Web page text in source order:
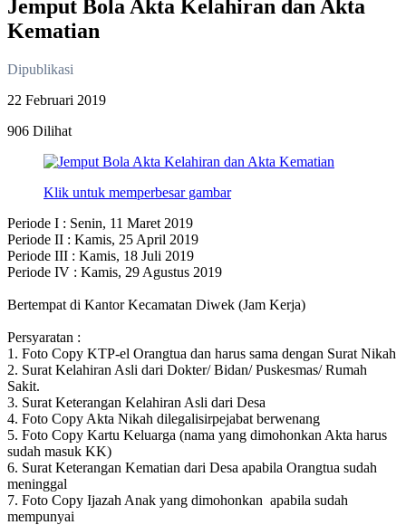
Jemput Bola Akta Kelahiran dan Akta
Kematian
Dipublikasi
22 Februari 2019
906 Dilihat
Klik untuk memperbesar gambar
Periode I : Senin, 11 Maret 2019
Periode II : Kamis, 25 April 2019
Periode III : Kamis, 18 Juli 2019
Periode IV : Kamis, 29 Agustus 2019
Bertempat di Kantor Kecamatan Diwek (Jam Kerja)
Persyaratan :
1. Foto Copy KTP-el Orangtua dan harus sama dengan Surat Nikah
2. Surat Kelahiran Asli dari Dokter/ Bidan/ Puskesmas/ Rumah
Sakit.
3. Surat Keterangan Kelahiran Asli dari Desa
4. Foto Copy Akta Nikah dilegalisirpejabat berwenang
5. Foto Copy Kartu Keluarga (nama yang dimohonkan Akta harus
sudah masuk KK)
6. Surat Keterangan Kematian dari Desa apabila Orangtua sudah
meninggal
7. Foto Copy Ijazah Anak yang dimohonkan apabila sudah
mempunyai